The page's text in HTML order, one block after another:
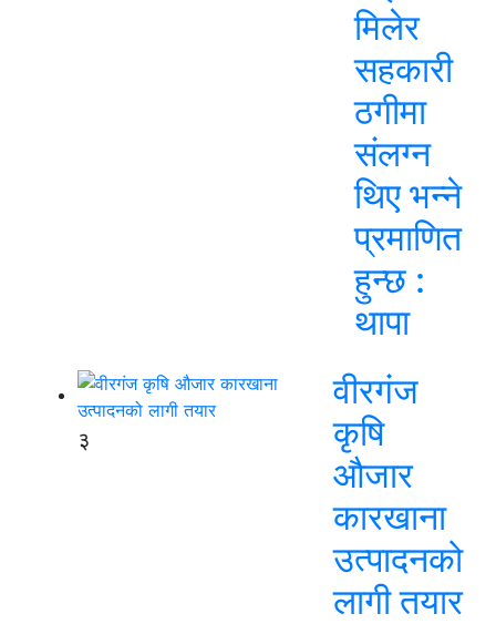
मिलेर
सहकारी
ठगीमा
संलग्न
थिए भन्ने
प्रमाणित
हुन्छ :
थापा
३
वीरगंज
कृषि
औजार
कारखाना
उत्पादनको
लागी तयार